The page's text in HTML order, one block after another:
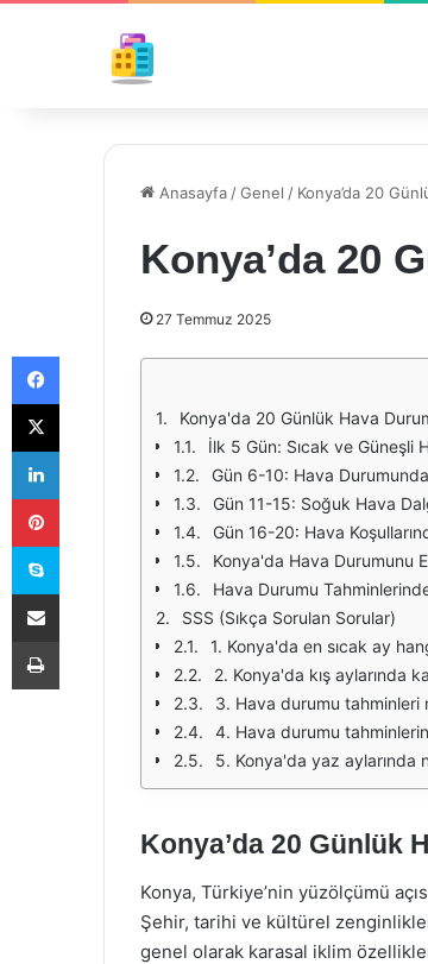
Anasayfa /Genel / Konya’da 20
Konya’da 20
27 Temmuz 2025
Konya'da 20 Günlük Hava
İlk 5 Gün: Sıcak ve Güneşli
Gün 6-10: Hava
Gün 11-15: Soğuk Hava
Gün 16-20: Hava
Konya'da Hava Durumunu
Hava Durumu
SSS (Sıkça Sorulan Sorular)
1. Konya'da en sıcak ay
2. Konya'da kış aylarında
3. Hava durumu
4. Hava durumu
5. Konya'da yaz aylarında
Konya’da 20 Günlük
Konya, Türkiye’nin yüzölçümü
Şehir, tarihi ve kültürel
genel olarak karasal iklim
Facebook
X
LinkedIn
Pinterest
Skype
E-Posta ile paylaş